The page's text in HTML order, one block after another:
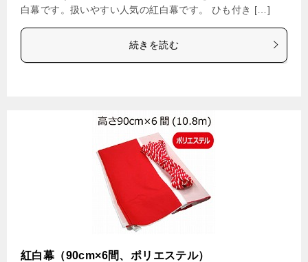
白幕です。扱いやすい人気の紅白幕です。 ひも付き […]
続きを読む
紅白幕（90cm×6間、ポリエステル）